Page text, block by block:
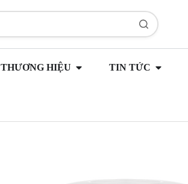
THƯƠNG HIỆU TIN TỨC